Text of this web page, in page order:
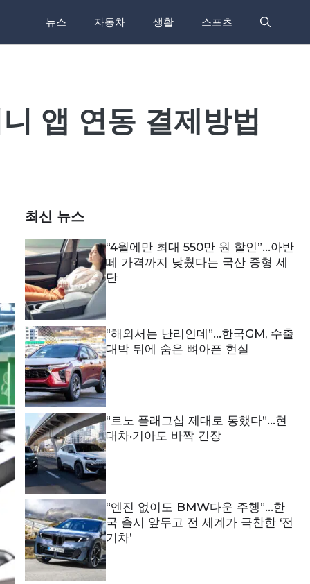
뉴스 자동차 생활 스포츠
앱 연동 결제방법
최신 뉴스
“4월에만 최대 550만 원 할인”…아반
떼 가격까지 낮췄다는 국산 중형 세
단
“해외서는 난리인데”…한국GM, 수출
대박 뒤에 숨은 뼈아픈 현실
“르노 플래그십 제대로 통했다”…현
대차·기아도 바짝 긴장
“엔진 없이도 BMW다운 주행”…한
국 출시 앞두고 전 세계가 극찬한 ‘전
기차’